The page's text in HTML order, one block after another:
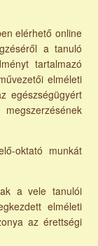
elérhető online
a tanuló
tartalmazó
elméleti
egészségügyért
oktató munkát
a vele tanulói
elméleti
az érettségi